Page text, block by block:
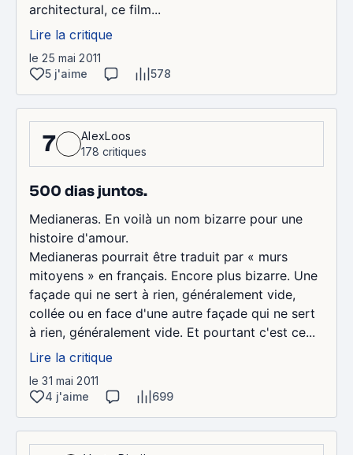
architectural, ce film...
Lire la critique
le 25 mai 2011
5 j'aime
578
7
AlexLoos
178 critiques
500 dias juntos.
Medianeras. En voilà un nom bizarre pour une
histoire d'amour.
Medianeras pourrait être traduit par « murs
mitoyens » en français. Encore plus bizarre. Une
façade qui ne sert à rien, généralement vide,
collée ou en face d'une autre façade qui ne sert
à rien, généralement vide. Et pourtant c'est ce...
Lire la critique
le 31 mai 2011
4 j'aime
699